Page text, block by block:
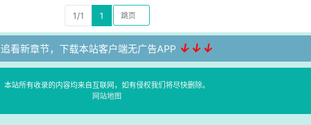
1/1 1
追看新章节，下载本站客户端无广告APP ↓↓↓
本站所有收录的内容均来自互联网，如有侵权我们将尽快删除。
网站地图